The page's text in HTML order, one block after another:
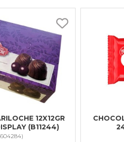
12X12GR
(B11244)
)